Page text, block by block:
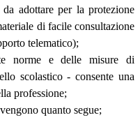
adottare per la protezione
di facile consultazione
telematico);
norme e delle misure di
scolastico - consente una
professione;
quanto segue;